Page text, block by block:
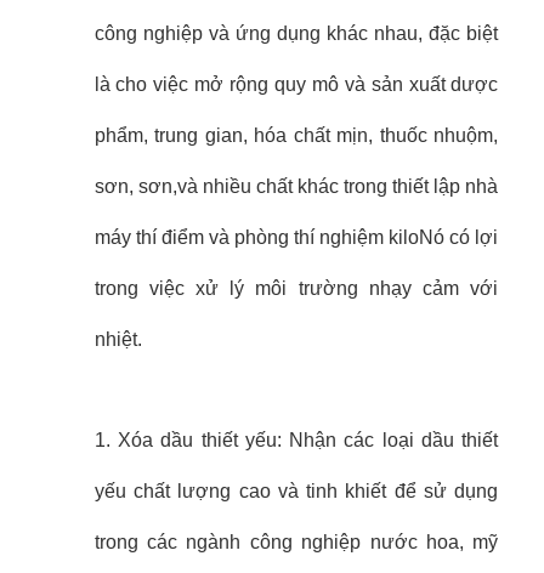
công nghiệp và ứng dụng khác nhau, đặc biệt
là cho việc mở rộng quy mô và sản xuất dược
phẩm, trung gian, hóa chất mịn, thuốc nhuộm,
sơn, sơn,và nhiều chất khác trong thiết lập nhà
máy thí điểm và phòng thí nghiệm kiloNó có lợi
trong việc xử lý môi trường nhạy cảm với
nhiệt.
1. Xóa dầu thiết yếu: Nhận các loại dầu thiết
yếu chất lượng cao và tinh khiết để sử dụng
trong các ngành công nghiệp nước hoa, mỹ